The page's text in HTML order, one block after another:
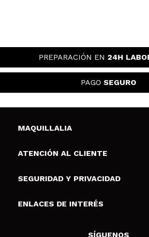
PREPARACIÓN EN 24H
PAGO SEGURO
MAQUILLALIA
Sobre nosotros
Tarjetas de Regalo
ATENCIÓN AL CLIENTE
Envíos y devoluciones
Formas de pago
SEGURIDAD Y PRIVACIDAD
Terminos y condiciones de uso
Política de cookies
ENLACES DE INTERÉS
SÍGUENOS